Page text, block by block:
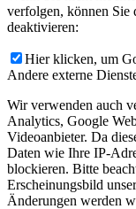
verfolgen, können Sie
deaktivieren:
Hier klicken, um
Andere externe
Wir verwenden auch
Analytics, Google
Videoanbieter. Da
Daten wie Ihre IP-
blockieren. Bitte
Erscheinungsbild
Änderungen werden